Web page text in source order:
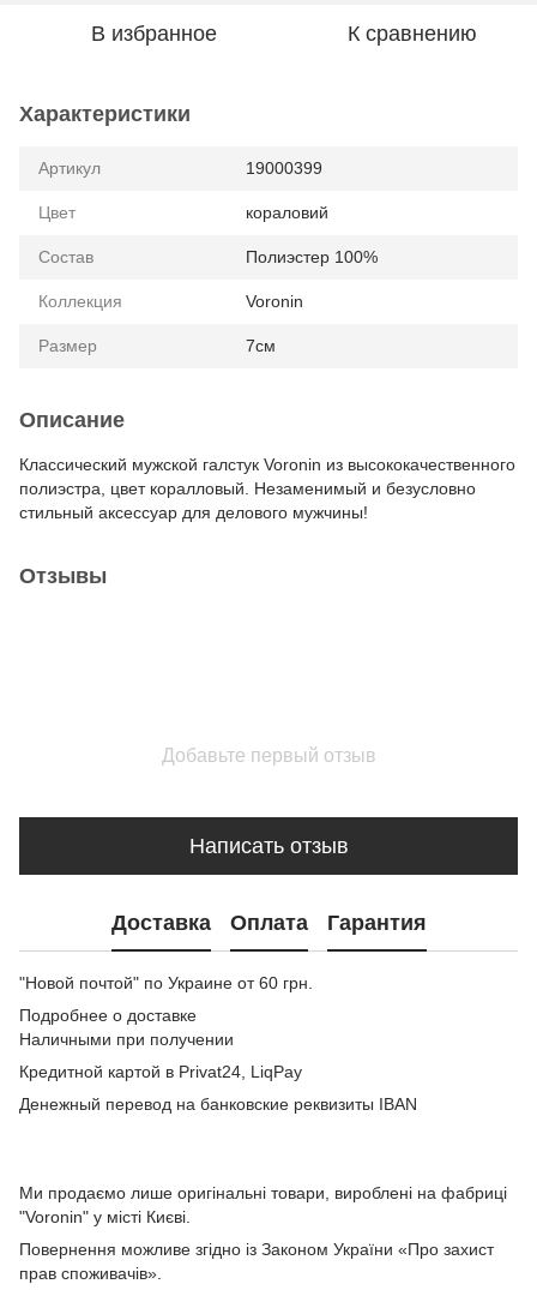
В избранное К сравнению
Характеристики
Артикул 19000399
Цвет кораловий
Состав Полиэстер 100%
Коллекция Voronin
Размер 7см
Описание
Классический мужской галстук Voronin из высококачественного
полиэстра, цвет коралловый. Незаменимый и безусловно
стильный аксессуар для делового мужчины!
Отзывы
Добавьте первый отзыв
Написать отзыв
Доставка Оплата Гарантия
"Новой почтой" по Украине от 60 грн.
Подробнее о доставке
Наличными при получении
Кредитной картой в Privat24, LiqPay
Денежный перевод на банковские реквизиты IBAN
Ми продаємо лише оригінальні товари, вироблені на фабриці
"Voronin" у місті Києві.
Повернення можливе згідно із Законом України «Про захист
прав споживачів».